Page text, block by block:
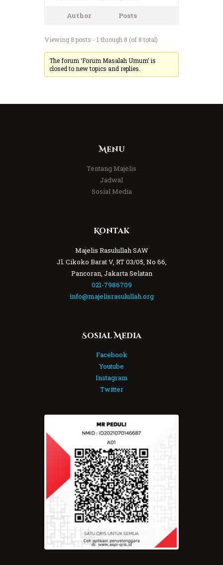
Author Posts
Viewing 8 posts - 1 through 8 (of 8 total)
The forum ‘Forum Masalah Umum’ is
closed to new topics and replies.
Menu
Tentang Majelis
Jadwal
Sosial Media
Kontak
Majelis Rasulullah SAW
Jl. Cikoko Barat V, RT 03/05, No 66,
Pancoran, Jakarta Selatan
021-7986709
info@majelisrasulullah.org
Sosial Media
Facebook
Youtube
Instagram
Twitter